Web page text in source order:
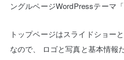
ングルページWordPressテーマ「
トップページはスライドショー
なので、
ロゴと写真と基本情報